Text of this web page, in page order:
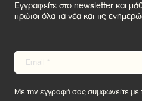
Εγγραφείτε στο newsletter και
πρώτοι όλα τα νέα και τις
Με την εγγραφή σας συμφωνείτε με